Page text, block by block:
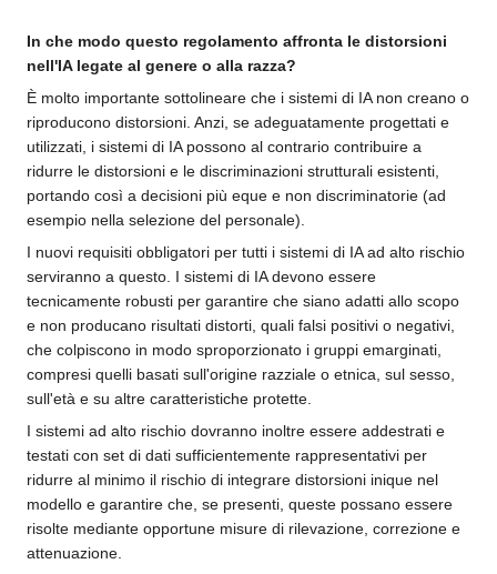
In che modo questo regolamento affronta le distorsioni
nell'IA legate al genere o alla razza?
È molto importante sottolineare che i sistemi di IA non creano o
riproducono distorsioni. Anzi, se adeguatamente progettati e
utilizzati, i sistemi di IA possono al contrario contribuire a
ridurre le distorsioni e le discriminazioni strutturali esistenti,
portando così a decisioni più eque e non discriminatorie (ad
esempio nella selezione del personale).
I nuovi requisiti obbligatori per tutti i sistemi di IA ad alto rischio
serviranno a questo. I sistemi di IA devono essere
tecnicamente robusti per garantire che siano adatti allo scopo
e non producano risultati distorti, quali falsi positivi o negativi,
che colpiscono in modo sproporzionato i gruppi emarginati,
compresi quelli basati sull'origine razziale o etnica, sul sesso,
sull'età e su altre caratteristiche protette.
I sistemi ad alto rischio dovranno inoltre essere addestrati e
testati con set di dati sufficientemente rappresentativi per
ridurre al minimo il rischio di integrare distorsioni inique nel
modello e garantire che, se presenti, queste possano essere
risolte mediante opportune misure di rilevazione, correzione e
attenuazione.